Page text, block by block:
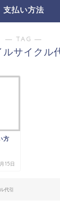
支払い方法
― TAG ―
ルサイクル
方
15日
代引